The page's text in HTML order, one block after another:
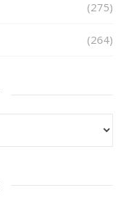
(275)
(264)